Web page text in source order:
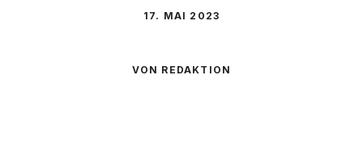
17. MAI 2023
VON REDAKTION